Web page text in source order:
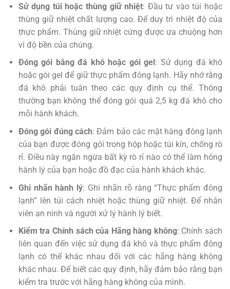
Sử dụng túi hoặc thùng giữ nhiệt: Đầu tư vào túi hoặc
thùng giữ nhiệt chất lượng cao. Để duy trì nhiệt độ của
thực phẩm. Thùng giữ nhiệt cứng được ưa chuộng hơn
vì độ bền của chúng.
Đóng gói bằng đá khô hoặc gói gel : Sử dụng đá khô
hoặc gói gel để giữ thực phẩm đông lạnh. Hãy nhớ rằng
đá khô phải tuân theo các quy định cụ thể. Thông
thường bạn không thể đóng gói quá 2,5 kg đá khô cho
mỗi hành khách.
Đóng gói đúng cách: Đảm bảo các mặt hàng đông lạnh
của bạn được đóng gói trong hộp hoặc túi kín, chống rò
rỉ. Điều này ngăn ngừa bất kỳ rò rỉ nào có thể làm hỏng
hành lý của bạn hoặc đồ đạc của hành khách khác.
Ghi nhãn hành lý: Ghi nhãn rõ ràng “Thực phẩm đông
lạnh” lên túi cách nhiệt hoặc thùng giữ nhiệt. Để nhân
viên an ninh và người xử lý hành lý biết.
Kiểm tra Chính sách của Hãng hàng không: Chính sách
liên quan đến việc sử dụng đá khô và thực phẩm đông
lạnh có thể khác nhau đối với các hãng hàng không
khác nhau. Để biết các quy định, hãy đảm bảo rằng bạn
kiểm tra trước với hãng hàng không của mình.